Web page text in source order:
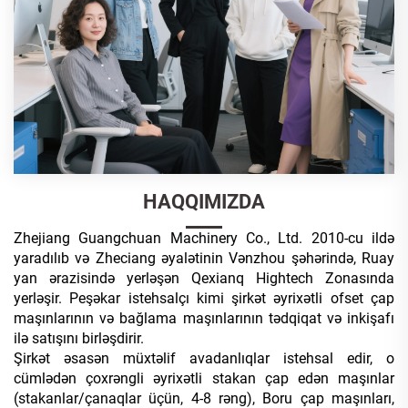
HAQQIMIZDA
Zhejiang Guangchuan Machinery Co., Ltd. 2010-cu ildə
yaradılıb və Zheciang əyalətinin Vənzhou şəhərində, Ruay
yan ərazisində yerləşən Qexianq Hightech Zonasında
yerləşir. Peşəkar istehsalçı kimi şirkət əyrixətli ofset çap
maşınlarının və bağlama maşınlarının tədqiqat və inkişafı
ilə satışını birləşdirir.
Şirkət əsasən müxtəlif avadanlıqlar istehsal edir, o
cümlədən çoxrəngli əyrixətli stakan çap edən maşınlar
(stakanlar/çanaqlar üçün, 4-8 rəng), Boru çap maşınları,